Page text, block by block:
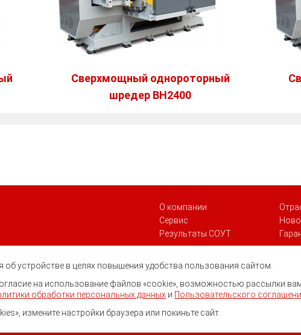
Сверхмощный однороторный
шредер BH2400
О компании
Сервис
Результаты СОУТ
об устройстве в целях повышения удобства пользования сайтом.
на использование файлов «cookie», возможностью рассылки
обработки персональных данных и Пользовательского
измените настройки браузера или покиньте сайт.